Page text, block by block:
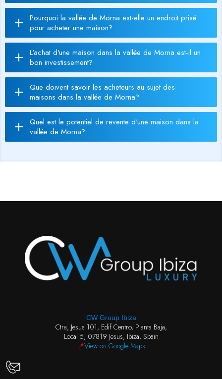
Pourquoi la vallée de Morna est-elle un endroit prisé
pour acheter une maison?
L'achat d'une maison dans la vallée de Morna est-il un
bon investissement?
Que doivent savoir les acheteurs au sujet des
maisons dans la vallée de Morna?
Quel est le potentiel de revente d'une maison dans la
vallée de Morna?
CW Group Ibiza
Ctra, Jesus 101, Edif Centro, Planta Baja,
Local 5, 07819 Jesus, Ibiza, Spain
📍View on Google Maps